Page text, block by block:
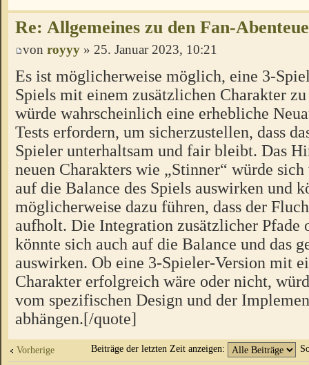
Re: Allgemeines zu den Fan-
von royyy » 25. Januar 2023, 10:21
Es ist möglicherweise möglich, eine 3-
Spiels mit einem zusätzlichen Charakter
würde wahrscheinlich eine erhebliche
Tests erfordern, um sicherzustellen, dass
Spieler unterhaltsam und fair bleibt. Das
neuen Charakters wie „Stinner“ würde
auf die Balance des Spiels auswirken und
möglicherweise dazu führen, dass der
aufholt. Die Integration zusätzlicher Pfade
könnte sich auch auf die Balance und das
auswirken. Ob eine 3-Spieler-Version mit
Charakter erfolgreich wäre oder nicht,
vom spezifischen Design und der
abhängen.[/quote]
Vorherige Beiträge der letzten Zeit anzeigen: